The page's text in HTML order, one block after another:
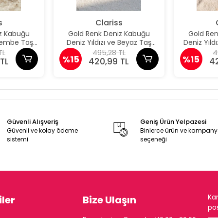
Kabuğu
Taş
Clariss
Gold Renk Deniz Kabuğu
Deniz Yıldızı ve Beyaz Taş
Detaylı Küpe
%15
495,28 TL
420,99 TL
Gold
Deniz
%15
Güvenli Alışveriş
Güvenli ve kolay ödeme
sistemi
Geniş Ürün Yelpazesi
Binlerce ürün ve
seçeneği
Bize Ulaşın